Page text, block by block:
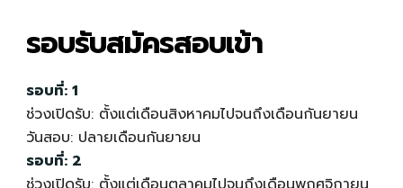
รอบรับสมัครสอบเข้า
รอบที่: 1
ช่วงเปิดรับ: ตั้งแต่เดือนสิงหาคมไปจนถึงเดือนกันยายน
วันสอบ: ปลายเดือนกันยายน
รอบที่: 2